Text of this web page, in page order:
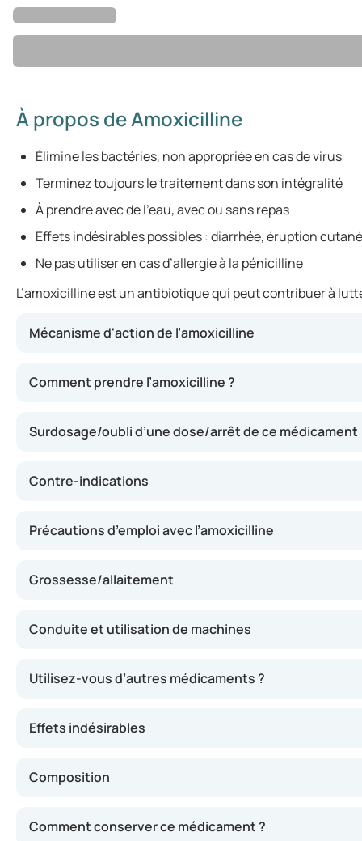
À propos de Amoxicilline
Élimine les bactéries, non appropriée en cas de virus
Terminez toujours le traitement dans son intégralité
À prendre avec de l’eau, avec ou sans repas
Effets indésirables possibles : diarrhée, éruption
Ne pas utiliser en cas d’allergie à la pénicilline
L’amoxicilline est un antibiotique qui peut contribuer à
Mécanisme d'action de l’amoxicilline
Comment prendre l’amoxicilline ?
Surdosage/oubli d’une dose/arrêt de ce médicament
Contre-indications
Précautions d’emploi avec l’amoxicilline
Grossesse/allaitement
Conduite et utilisation de machines
Utilisez-vous d’autres médicaments ?
Effets indésirables
Composition
Comment conserver ce médicament ?